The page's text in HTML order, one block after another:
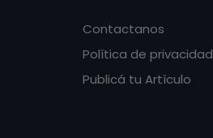
Contactanos
Política de privacidad
Publicá tu Artículo